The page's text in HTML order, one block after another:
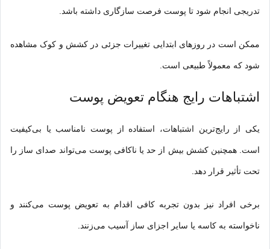
تدریجی انجام شود تا پوست فرصت سازگاری داشته باشد.
ممکن است در روزهای ابتدایی تغییرات جزئی در کشش و کوک مشاهده
شود که معمولاً طبیعی است.
اشتباهات رایج هنگام تعویض پوست
یکی از رایج‌ترین اشتباهات، استفاده از پوست نامناسب یا بی‌کیفیت
است. همچنین کشش بیش از حد یا ناکافی پوست می‌تواند صدای ساز را
تحت تأثیر قرار دهد.
برخی افراد نیز بدون تجربه کافی اقدام به تعویض پوست می‌کنند و
ناخواسته به کاسه یا سایر اجزای ساز آسیب می‌زنند.